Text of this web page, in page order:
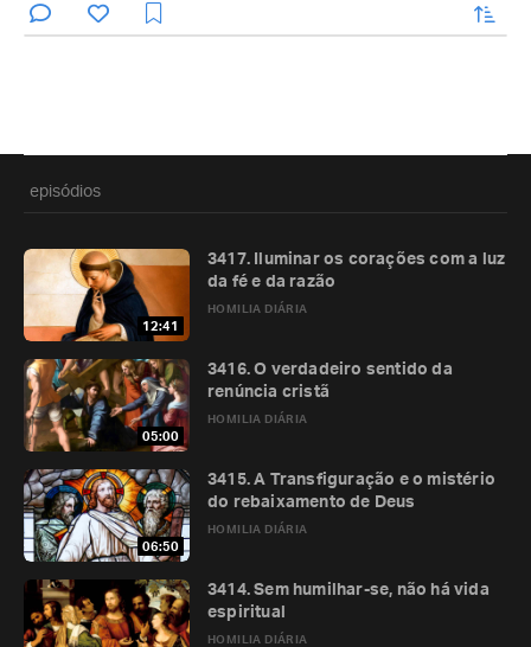
enviar
episódios
12:41
HOMILIA DIÁRIA
3417. Iluminar os corações com a luz
da fé e da razão
05:00
HOMILIA DIÁRIA
3416. O verdadeiro sentido da
renúncia cristã
06:50
HOMILIA DIÁRIA
3415. A Transfiguração e o mistério
do rebaixamento de Deus
HOMILIA DIÁRIA
3414. Sem humilhar-se, não há vida
espiritual